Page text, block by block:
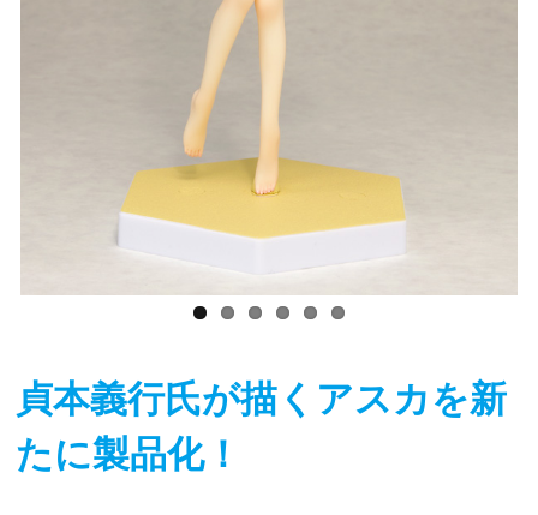
貞本義行氏が描くアスカを新
たに製品化！